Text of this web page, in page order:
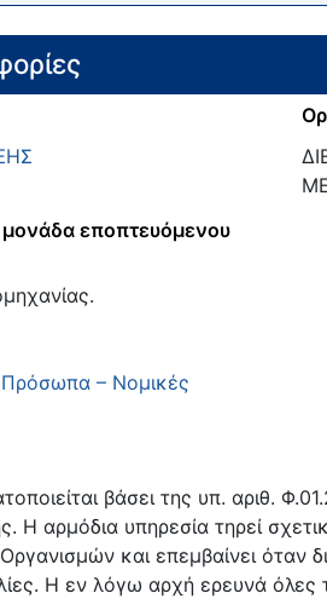
εποπτευόμενου
– Νομικές
βάσει της υπ. αριθ.
Η αρμόδια υπηρεσία τηρεί
και επεμβαίνει όταν
Η εν λόγω αρχή ερευνά όλες